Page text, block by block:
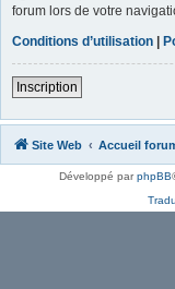
forum lors de votre
Conditions d’utilisation |
Inscription
Site Web Accueil
Développé parphpBB